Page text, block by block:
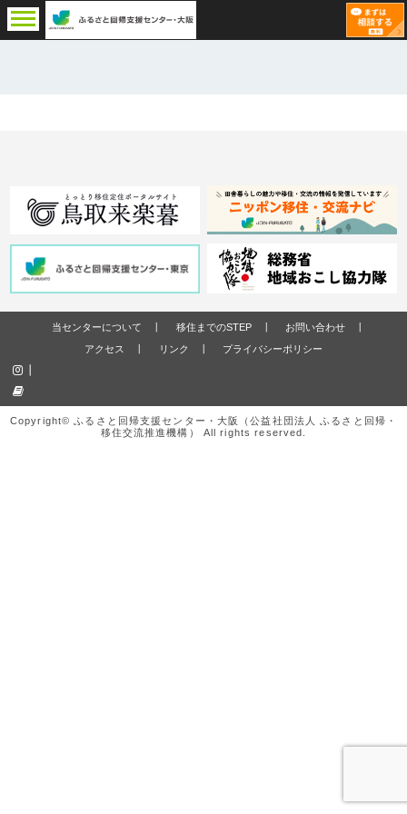
当センターについて 移住までのSTEP
お問い合わせ
アクセス
リンク プライバシーポリシー
Copyright© ふるさと回帰支援センター・大阪（公益社団法人 ふるさと回帰・
移住交流推進機構） All rights reserved.